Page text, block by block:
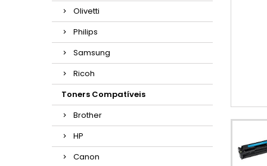
Olivetti
Philips
Samsung
Ricoh
Toners Compatíveis
Brother
HP
Canon